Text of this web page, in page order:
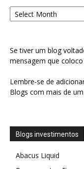
Arquivo
Se tiver um blog
mensagem que coloco
Lembre-se de
Blogs com mais de
Blogs investimentos
Abacus Liquid